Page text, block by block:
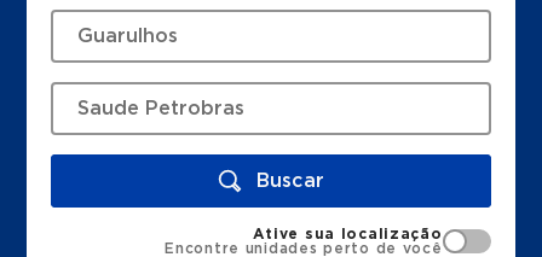
Buscar
Ative sua localização
Encontre unidades perto de você